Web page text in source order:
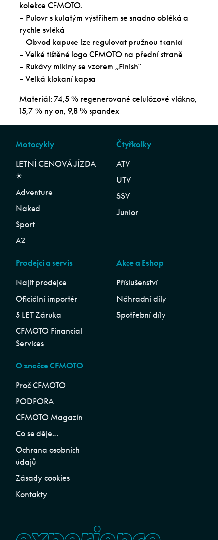
kolekce CFMOTO.
– Pulovr s kulatým výstřihem se snadno obléká a
rychle svléká
– Obvod kapuce lze regulovat pružnou tkanicí
– Velké tištěné logo CFMOTO na přední straně
– Rukávy mikiny se vzorem „Finish“
– Velká klokaní kapsa
Materiál: 74,5 % regenerované celulózové vlákno,
15,7 % nylon, 9,8 % spandex
Motocykly
LETNÍ CENOVÁ JÍZDA
☀︎
Adventure
Naked
Sport
A2
Čtyřkolky
ATV
UTV
SSV
Junior
Prodejci a servis
Najít prodejce
Oficiální importér
5 LET Záruka
CFMOTO Financial
Services
Akce a Eshop
Příslušenství
Náhradní díly
Spotřební díly
O značce CFMOTO
Proč CFMOTO
PODPORA
CFMOTO Magazín
Co se děje…
Ochrana osobních
údajů
Zásady cookies
Kontakty